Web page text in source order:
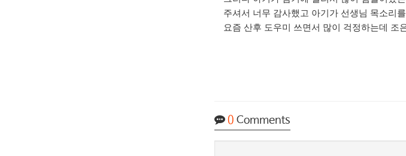
주셔서 너무 감사했고 아기가 선생님 목소리
요즘 산후 도우미 쓰면서 많이 걱정하는데 조
0 Comments